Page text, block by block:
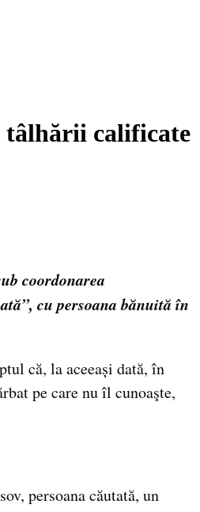
tâlhării calificate
coordonarea
cu persoana bănuită în
că, la aceeași dată, în
pe care nu îl cunoaşte,
persoana căutată, un